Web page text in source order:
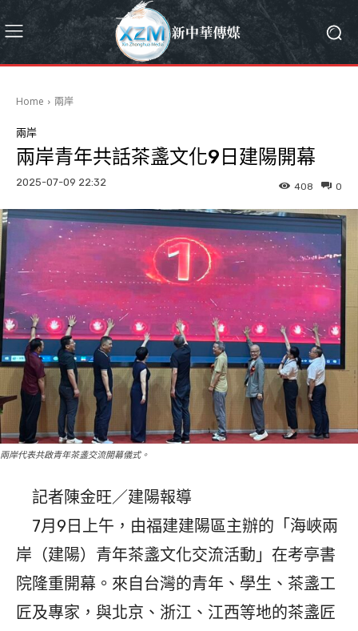
Home 兩岸
兩岸
兩岸青年共話茶盞文化9日建陽開幕
2025-07-09 22:32 0
408
兩岸代表共啟青年茶盞交流開幕儀式。
記者陳金旺／建陽報導
7月9日上午，由福建建陽區主辦的「海峽兩
岸（建陽）青年茶盞文化交流活動」在考亭書
院隆重開幕。來自台灣的青年、學生、茶盞工
匠及專家，與北京、浙江、江西等地的茶盞匠